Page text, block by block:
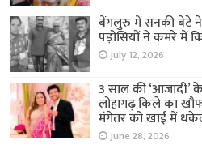
बेंगलुरु में सनकी बेटे ने
पड़ोसियों ने कमरे में
July 12, 2026
3 साल की ‘आजादी’
लोहागढ़ किले का
मंगेतर को खाई में
June 28, 2026